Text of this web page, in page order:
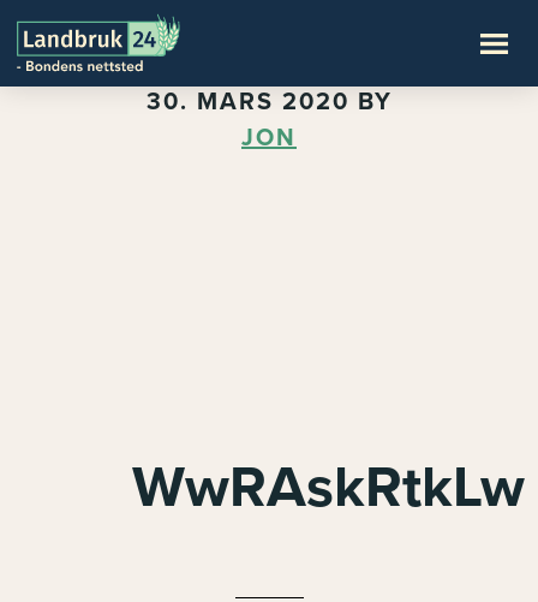
30. MARS 2020 BY
JON
WwRAskRtkLw